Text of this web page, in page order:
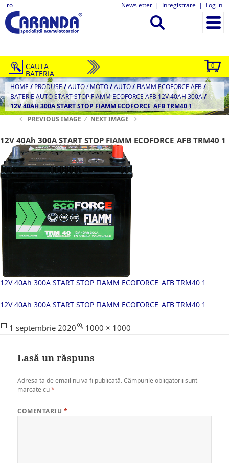
ro Newsletter | Inregistrare | Log in
0
CAUTA
BATERIA
HOME / PRODUSE/AUTO / MOTO/AUTO/ FIAMM ECOFORCE AFB /
BATERIE AUTO START STOP FIAMM ECOFORCE AFB 12V 40AH 300A/
12V 40AH 300A START STOP FIAMM ECOFORCE_AFB TRM40 1
PREVIOUS IMAGE
NEXT IMAGE
12V 40Ah 300A START STOP FIAMM ECOFORCE_AFB TRM40 1
12V 40Ah 300A START STOP FIAMM ECOFORCE_AFB TRM40 1
12V 40Ah 300A START STOP FIAMM ECOFORCE_AFB TRM40 1
Posted
1 septembrie 2020
Full
1000 × 1000
Lasă un răspuns
Adresa ta de email nu va fi publicată. Câmpurile obligatorii sunt
marcate cu*
COMENTARIU *